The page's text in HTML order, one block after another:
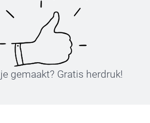
gemaakt? Gratis herdruk!